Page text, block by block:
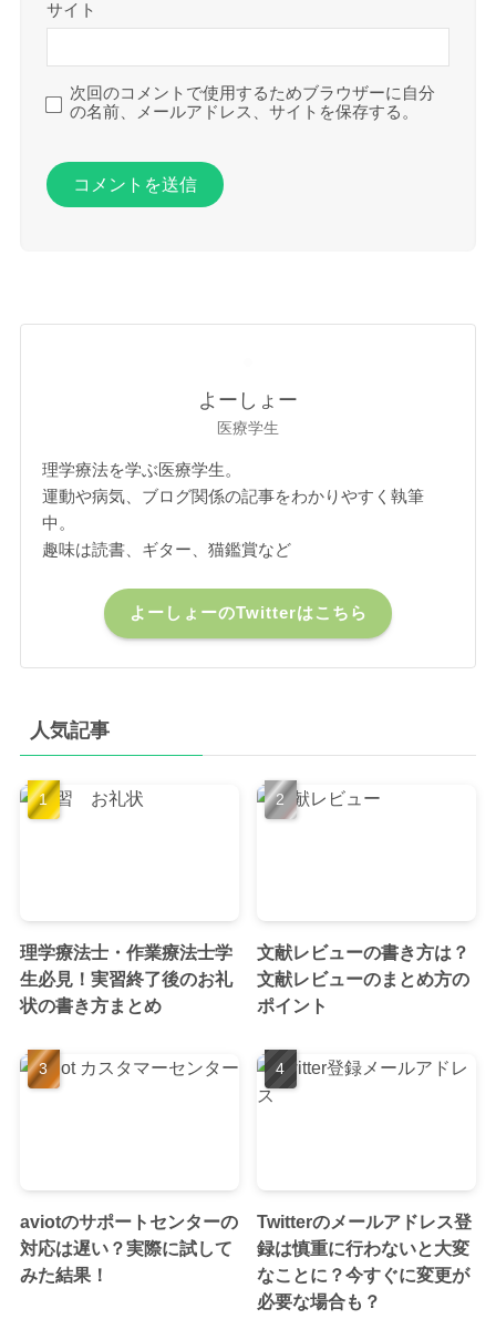
サイト
次回のコメントで使用するためブラウザーに自分
の名前、メールアドレス、サイトを保存する。
よーしょー
医療学生
理学療法を学ぶ医療学生。
運動や病気、ブログ関係の記事をわかりやすく執筆
中。
趣味は読書、ギター、猫鑑賞など
よーしょーのTwitterはこちら
人気記事
理学療法士・作業療法士学
生必見！実習終了後のお礼
状の書き方まとめ
文献レビューの書き方は？
文献レビューのまとめ方の
ポイント
aviotのサポートセンターの
対応は遅い？実際に試して
みた結果！
Twitterのメールアドレス登
録は慎重に行わないと大変
なことに？今すぐに変更が
必要な場合も？